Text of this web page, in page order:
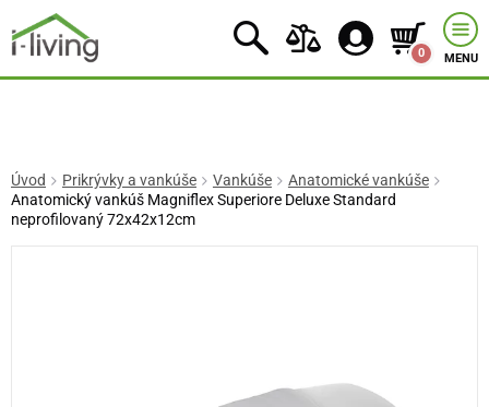
0 MENU
Úvod Prikrývky a vankúše Vankúše
Anatomické vankúše
Anatomický vankúš Magniflex Superiore Deluxe Standard
neprofilovaný 72x42x12cm